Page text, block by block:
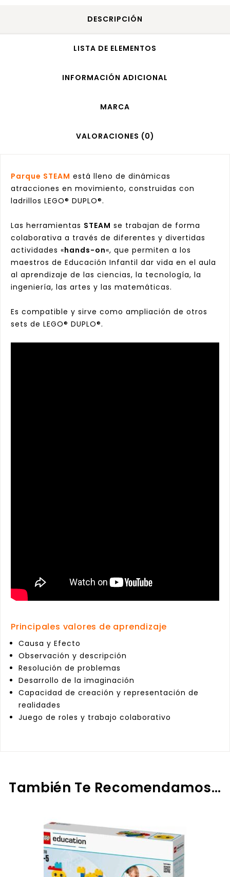
DESCRIPCIÓN
LISTA DE ELEMENTOS
INFORMACIÓN ADICIONAL
MARCA
VALORACIONES (0)
Parque STEAM está lleno de dinámicas
atracciones en movimiento, construidas con
ladrillos LEGO® DUPLO®.
Las herramientas STEAM se trabajan de forma
colaborativa a través de diferentes y divertidas
actividades «hands-on«, que permiten a los
maestros de Educación Infantil dar vida en el aula
al aprendizaje de las ciencias, la tecnología, la
ingeniería, las artes y las matemáticas.
Es compatible y sirve como ampliación de otros
sets de LEGO® DUPLO®.
Principales valores de aprendizaje
Causa y Efecto
Observación y descripción
Resolución de problemas
Desarrollo de la imaginación
Capacidad de creación y representación de
realidades
Juego de roles y trabajo colaborativo
También Te Recomendamos…